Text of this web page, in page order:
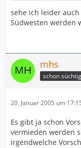
sehe ich leider
Südwesten werden
mhs
schon süchtig
20. Januar 2005 um
Es gibt ja schon
vermieden werden
irgendwelche